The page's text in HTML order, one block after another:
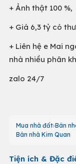
+ Ảnh thật 100 %,
+ Giá 6,3 tỷ có
+ Liên hệ e Mai
nhà nhiều phân
zalo 24/7
Mua nhà đất Bán
Bán nhà Kim Quan
Tiện ích & Đặc